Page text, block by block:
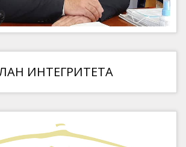
ИНТЕГРИТЕТА